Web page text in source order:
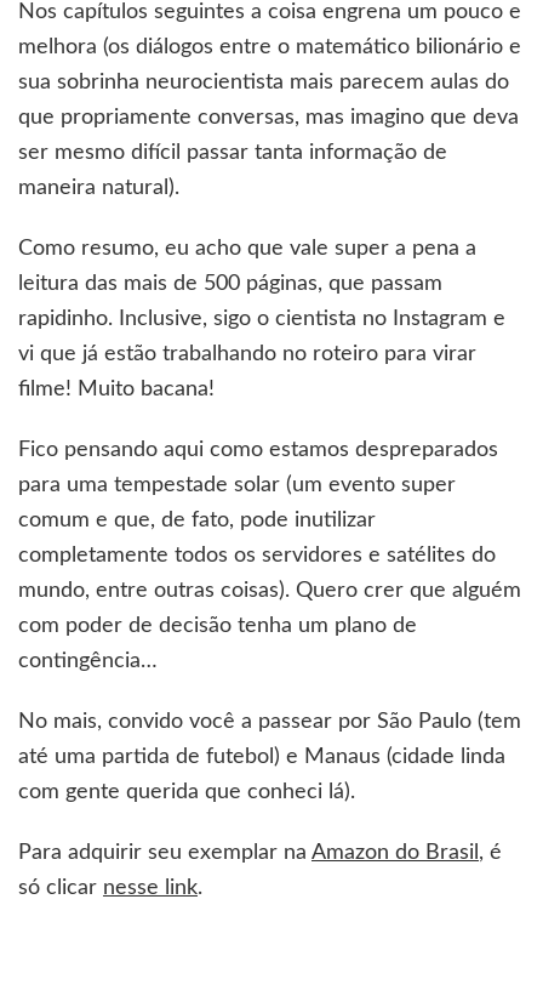
Nos capítulos seguintes a coisa engrena um pouco e
melhora (os diálogos entre o matemático bilionário e
sua sobrinha neurocientista mais parecem aulas do
que propriamente conversas, mas imagino que deva
ser mesmo difícil passar tanta informação de
maneira natural).
Como resumo, eu acho que vale super a pena a
leitura das mais de 500 páginas, que passam
rapidinho. Inclusive, sigo o cientista no Instagram e
vi que já estão trabalhando no roteiro para virar
filme! Muito bacana!
Fico pensando aqui como estamos despreparados
para uma tempestade solar (um evento super
comum e que, de fato, pode inutilizar
completamente todos os servidores e satélites do
mundo, entre outras coisas). Quero crer que alguém
com poder de decisão tenha um plano de
contingência…
No mais, convido você a passear por São Paulo (tem
até uma partida de futebol) e Manaus (cidade linda
com gente querida que conheci lá).
Para adquirir seu exemplar na Amazon do Brasil , é
só clicar nesse link.